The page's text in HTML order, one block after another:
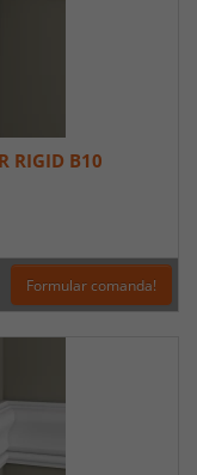
RIGID B10
Formular comanda!